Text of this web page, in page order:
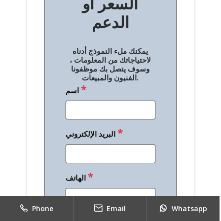
الدعم
يمكنك ملء النموذج أدناه
لاحتياجاتك من المعلومات ،
وسوف يتصل بك موظفونا
الفنيون والمبيعات.
اسم*
البريد الإلكتروني*
الهاتف*
Phone Email Whatsapp